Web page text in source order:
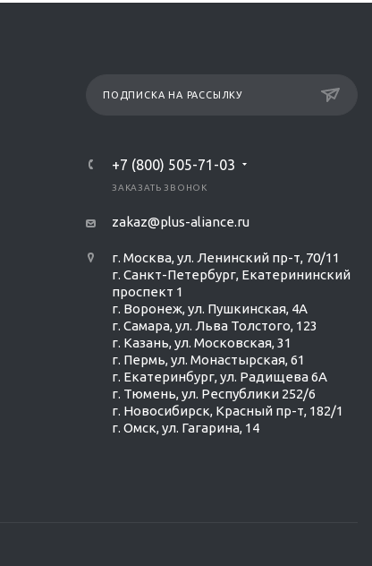
ПОДПИСКА НА РАССЫЛКУ
+7 (800) 505-71-03
ЗАКАЗАТЬ ЗВОНОК
zakaz@plus-aliance.ru
г. Москва, ул. Ленинский пр-т, 70/11
г. Санкт-Петербург, Екатерининский
проспект 1
г. Воронеж, ул. Пушкинская, 4А
г. Самара, ул. Льва Толстого, 123
г. Казань, ул. Московская, 31
г. Пермь, ул. Монастырская, 61
г. Екатеринбург, ул. Радищева 6А
г. Тюмень, ул. Республики 252/6
г. Новосибирск, Красный пр-т, 182/1
г. Омск, ул. ​Гагарина, 14